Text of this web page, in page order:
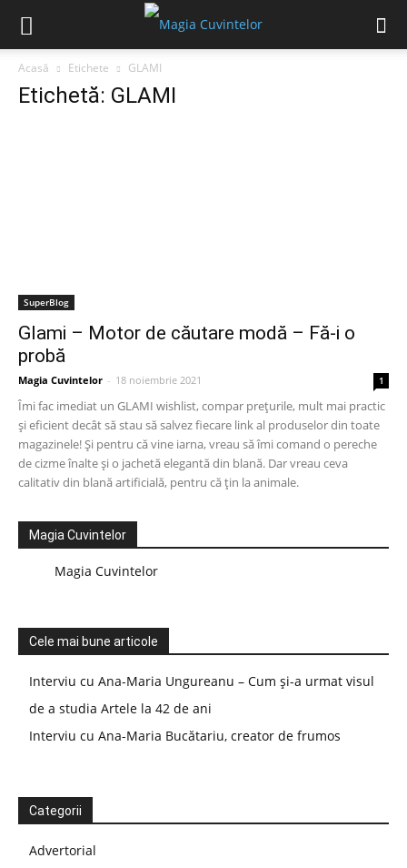
Acasă Etichete GLAMI
Etichetă: GLAMI
SuperBlog
Glami – Motor de căutare modă – Fă-i o
probă
Magia Cuvintelor - 18 noiembrie 2021 1
Îmi fac imediat un GLAMI wishlist, compar prețurile, mult mai practic
și eficient decât să stau să salvez fiecare link al produselor din toate
magazinele! Și pentru că vine iarna, vreau să îmi comand o pereche
de cizme înalte și o jachetă elegantă din blană. Dar vreau ceva
calitativ din blană artificială, pentru că țin la animale.
Magia Cuvintelor
Magia Cuvintelor
Cele mai bune articole
Interviu cu Ana-Maria Ungureanu – Cum și-a urmat visul
de a studia Artele la 42 de ani
Interviu cu Ana-Maria Bucătariu, creator de frumos
Categorii
Advertorial